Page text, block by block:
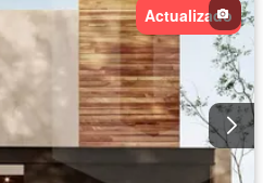
Actualizado